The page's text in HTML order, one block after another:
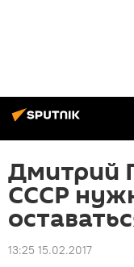
Дмитрий
СССР
13:25 15.02.2017